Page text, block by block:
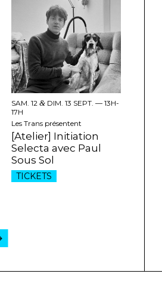
SAM. 12 &DIM. 13 SEPT. — 13H-
17H
Les Trans présentent
[Atelier] Initiation
Selecta avec Paul
Sous Sol
TICKETS